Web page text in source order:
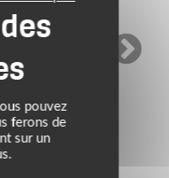
GORE-
pouvez
ferons de
sur un